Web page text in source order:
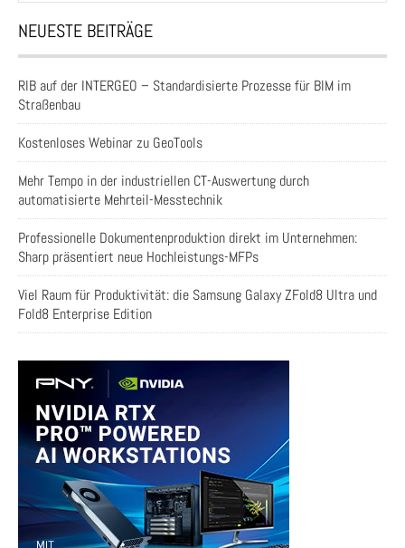
NEUESTE BEITRÄGE
RIB auf der INTERGEO – Standardisierte Prozesse für BIM im
Straßenbau
Kostenloses Webinar zu GeoTools
Mehr Tempo in der industriellen CT-Auswertung durch
automatisierte Mehrteil-Messtechnik
Professionelle Dokumentenproduktion direkt im Unternehmen:
Sharp präsentiert neue Hochleistungs-MFPs
Viel Raum für Produktivität: die Samsung Galaxy ZFold8 Ultra und
Fold8 Enterprise Edition